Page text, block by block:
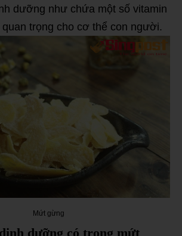
dưỡng như chứa một số vitamin
trọng cho cơ thể con người.
Mứt gừng
dưỡng có trong mứt